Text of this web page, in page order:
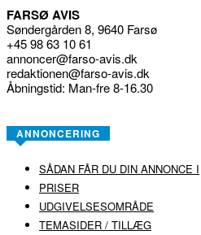
FARSØ AVIS
Søndergården 8, 9640 Farsø
+45 98 63 10 61
annoncer@farso-avis.dk
redaktionen@farso-avis.dk
Åbningstid: Man-fre 8-16.30
ANNONCERING
SÅDAN FÅR DU DIN ANNONCE I
PRISER
UDGIVELSESOMRÅDE
TEMASIDER / TILLÆG